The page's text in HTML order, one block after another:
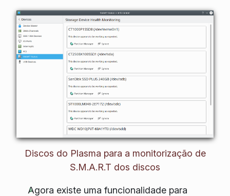
Discos do Plasma para a monitorização de
S.M.A.R.T dos discos
Agora existe uma funcionalidade para